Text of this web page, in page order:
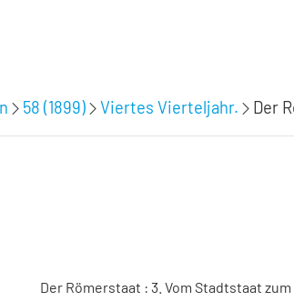
58 (1899) Viertes Vierteljahr. Der
Der Römerstaat : 3. Vom Stadtstaat